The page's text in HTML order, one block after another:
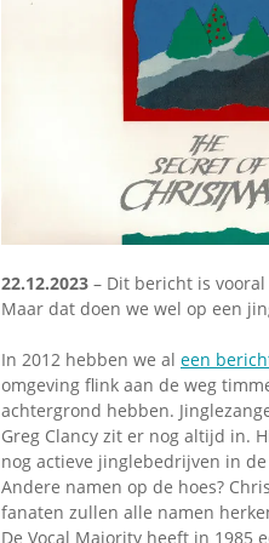
22.12.2023 – Dit bericht is
Maar dat doen we wel op een
In 2012 hebben we al een
omgeving flink aan de weg
achtergrond hebben.
Greg Clancy zit er nog altijd in.
nog actieve jinglebedrijven in de
Andere namen op de hoes?
fanaten zullen alle namen
De Vocal Majority heeft in 1985